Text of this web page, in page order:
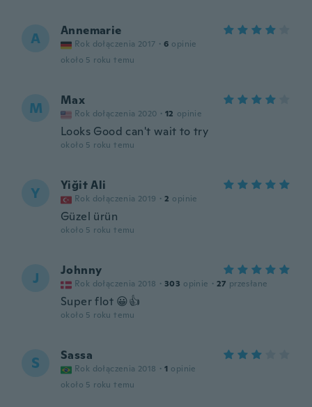
A Annemarie
Rok dołączenia 2017 · 6 opinie
około 5 roku temu
M Max
Rok dołączenia 2020 · 12 opinie
Looks Good can't wait to try
około 5 roku temu
Y Yiğit Ali
Rok dołączenia 2019 · 2 opinie
Güzel ürün
około 5 roku temu
J Johnny
Rok dołączenia 2018 · 303 opinie · 27 przesłane
Super flot 😀👍
około 5 roku temu
S Sassa
Rok dołączenia 2018 · 1 opinie
około 5 roku temu